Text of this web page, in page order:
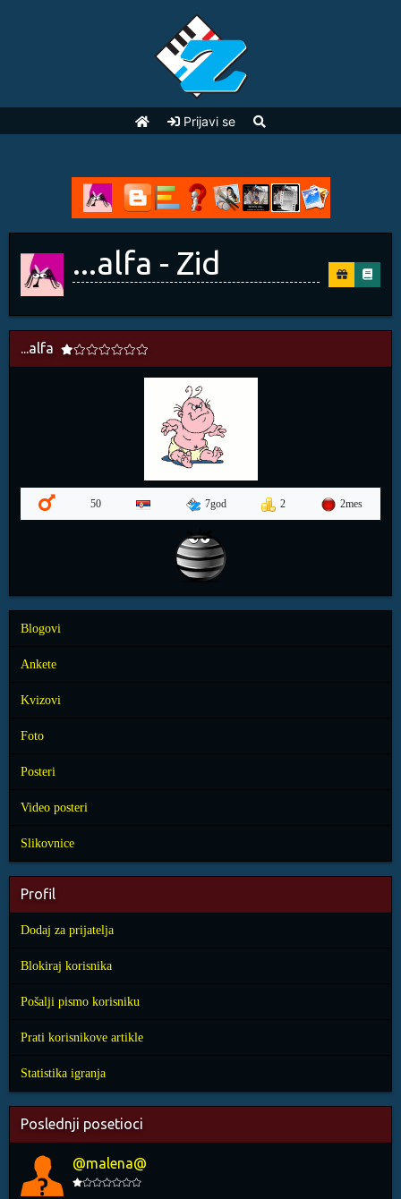
Prijavi se
...alfa - Zid
...alfa
50 7god 2 2mes
Blogovi
Ankete
Kvizovi
Foto
Posteri
Video posteri
Slikovnice
Profil
Dodaj za prijatelja
Blokiraj korisnika
Pošalji pismo korisniku
Prati korisnikove artikle
Statistika igranja
Poslednji posetioci
@malena@